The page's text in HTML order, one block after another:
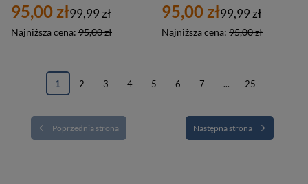
95,00 zł
Najniższa cena: 95,00 zł
99,99 zł 95,00 zł
Najniższa cena: 95,00 zł
99,99 zł
Poprzednia strona
1 2 3 4 5 6 7 ... 25
Następna strona